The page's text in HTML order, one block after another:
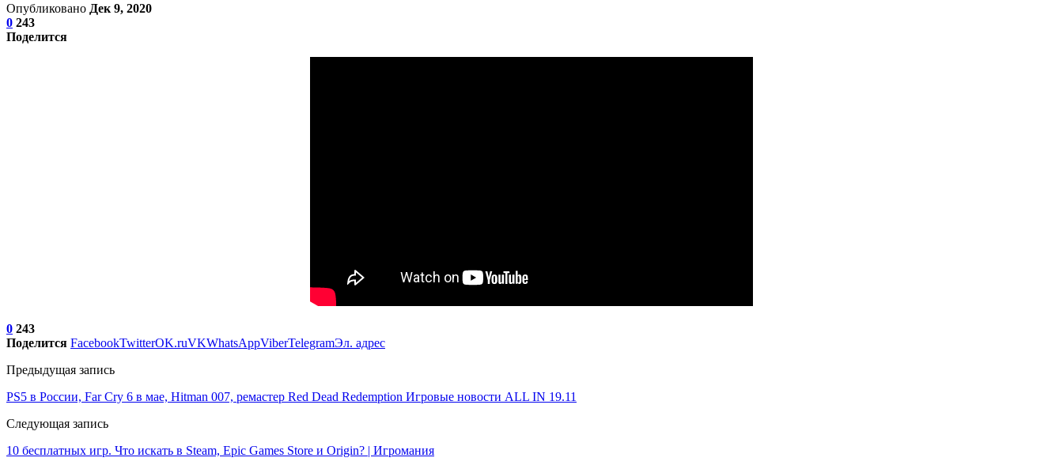
Опубликовано Дек 9, 2020
0 243
Поделится
0 243
Поделится FacebookTwitterOK.ruVKWhatsAppViberTelegramЭл. адрес
Предыдущая запись
PS5 в России, Far Cry 6 в мае, Hitman 007, ремастер Red Dead Redemption Игровые новости ALL IN 19.11
Следующая запись
10 бесплатных игр. Что искать в Steam, Epic Games Store и Origin? | Игромания